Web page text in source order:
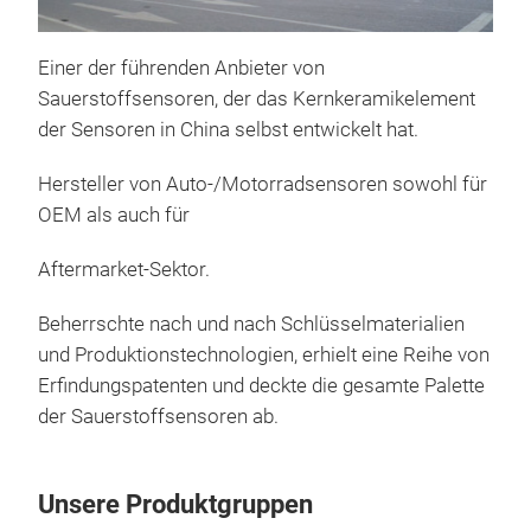
Einer der führenden Anbieter von
Sauerstoffsensoren, der das Kernkeramikelement
der Sensoren in China selbst entwickelt hat.
Hersteller von Auto-/Motorradsensoren sowohl für
OEM als auch für
Aftermarket-Sektor.
Beherrschte nach und nach Schl üsselmaterialien
und Produktionstechnologien, erhielt eine Reihe von
Erfindungspatenten und deckte die gesamte Palette
der Sauerstoffsensoren ab.
Unsere Produktgruppen